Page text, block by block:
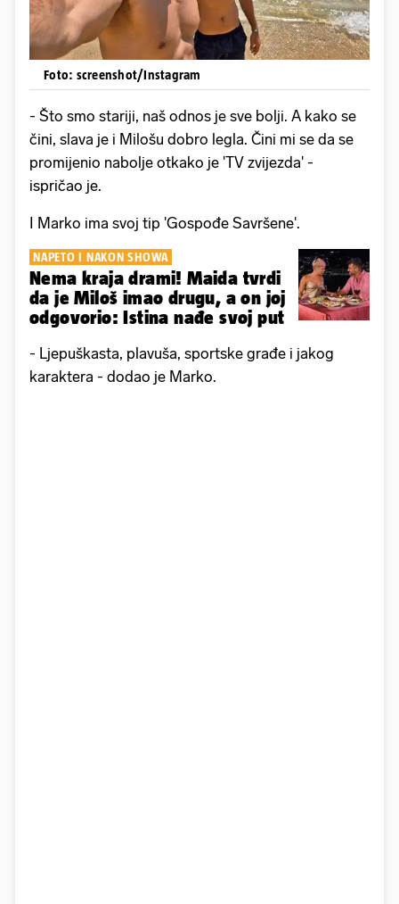
Foto: screenshot/Instagram
- Što smo stariji, naš odnos je sve bolji. A kako se
čini, slava je i Milošu dobro legla. Čini mi se da se
promijenio nabolje otkako je 'TV zvijezda' -
ispričao je.
I Marko ima svoj tip 'Gospođe Savršene'.
NAPETO I NAKON SHOWA
Nema kraja drami! Maida tvrdi
da je Miloš imao drugu, a on joj
odgovorio: Istina nađe svoj put
- Ljepuškasta, plavuša, sportske građe i jakog
karaktera - dodao je Marko.